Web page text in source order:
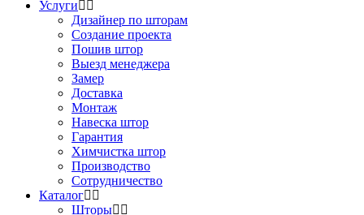
Услуги
Дизайнер по шторам
Создание проекта
Пошив штор
Выезд менеджера
Замер
Доставка
Монтаж
Навеска штор
Гарантия
Химчистка штор
Производство
Сотрудничество
Каталог
Шторы